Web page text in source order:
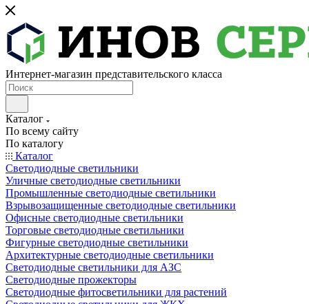
Интернет-магазин представительского класса
Каталог
По всему сайту
По каталогу
Каталог
Светодиодные светильники
Уличные светодиодные светильники
Промышленные светодиодные светильники
Взрывозащищенные светодиодные светильники
Офисные светодиодные светильники
Торговые светодиодные светильники
Фигурные светодиодные светильники
Архитектурные светодиодные светильники
Светодиодные светильники для АЗС
Светодиодные прожекторы
Светодиодные фитосветильники для растений